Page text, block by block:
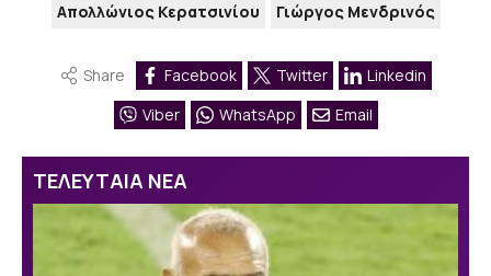
Απολλώνιος Κερατσινίου Γιώργος Μενδρινός
Share Facebook Twitter
Linkedin
Viber
WhatsApp Email
ΤΕΛΕΥΤΑΙΑ ΝΕΑ